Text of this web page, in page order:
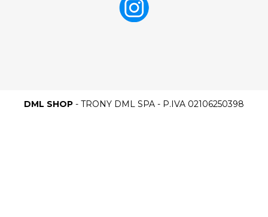
DML SHOP - TRONY DML SPA - P.IVA 02106250398